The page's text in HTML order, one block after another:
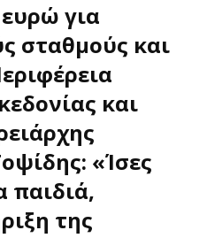
για
σταθμούς και
και
«Ίσες
παιδιά,
της